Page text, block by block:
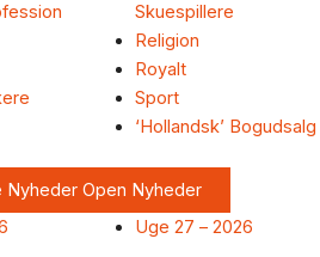
Skuespillere
Religion
Royalt
Sport
‘Hollandsk’ Bogudsalg
Nyheder Open Nyheder
Uge 27 – 2026